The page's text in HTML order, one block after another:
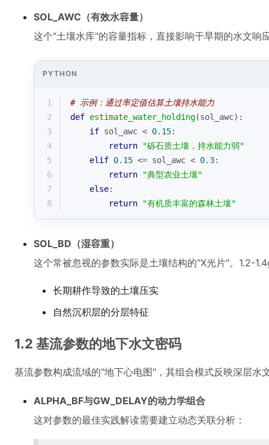
SOL_AWC（有效水容量）
这个"土壤水库"的容量指标，直接影响干旱期的水文响
PYTHON
1
# 示例：通过率定值估算土壤持水能力
2
def estimate_water_holding(sol_awc):
3
if sol_awc < 0.15:
4
return
"砾石质土壤，持水能力弱"
5
elif 0.15 <= sol_awc < 0.3:
6
return
"典型农业土壤"
7
else:
8
return "有机质丰富的森林土壤"
SOL_BD（湿容重）
这个常被忽视的参数实际是土壤结构的"X光片"。1.2-
长期耕作导致的土壤压实
自然沉积层的分层特征
1.2 基流参数的地下水文密码
基流参数构成流域的"地下心电图"，其组合模式反映深层水
ALPHA_BF与GW_DELAY的动力学组合
这对参数的最佳实践解读需要建立动态关联分析：